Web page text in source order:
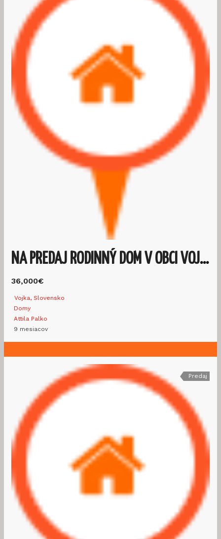
NA PREDAJ RODINNÝ DOM V OBCI VOJKA
36,000€
Vojka, Slovensko
Domy
Attila Palko
9 mesiacov
Predaj